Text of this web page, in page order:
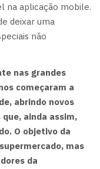
na aplicação mobile.
deixar uma
não
nas grandes
começaram a
abrindo novos
ainda assim,
O objetivo da
mas
da